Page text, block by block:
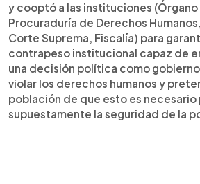
y cooptó a las instituciones (Órgano
Procuraduría de Derechos
Corte Suprema, Fiscalía) para
contrapeso institucional capaz de
una decisión política como
violar los derechos humanos y
población de que esto es necesario
supuestamente la seguridad de la